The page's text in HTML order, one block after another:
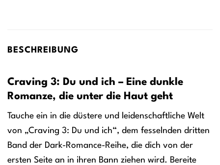
BESCHREIBUNG
Craving 3: Du und ich – Eine dunkle
Romanze, die unter die Haut geht
Tauche ein in die düstere und leidenschaftliche Welt
von „Craving 3: Du und ich“, dem fesselnden dritten
Band der Dark-Romance-Reihe, die dich von der
ersten Seite an in ihren Bann ziehen wird. Bereite